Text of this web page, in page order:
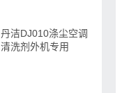
丹洁DJ010涤尘空调
清洗剂外机专用